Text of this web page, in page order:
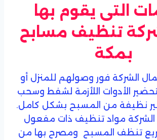
التى يقوم بها
تنظيف مسابح
بمكة
الشركة فور وصولهم للمنزل أو
الأدوات اللأزمة لشفط وسحب
نظيفة من المسبح بشكل كامل.
مواد تنظيف ذات مفعول
تنظف المسبح ومصرح بها من